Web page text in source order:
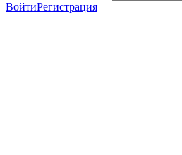
ВойтиРегистрация